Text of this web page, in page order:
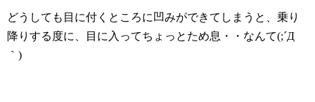
どうしても目に付くところに凹みができてしまうと、乗り
降りする度に、目に入ってちょっとため息・・なんて(;´Д
｀)